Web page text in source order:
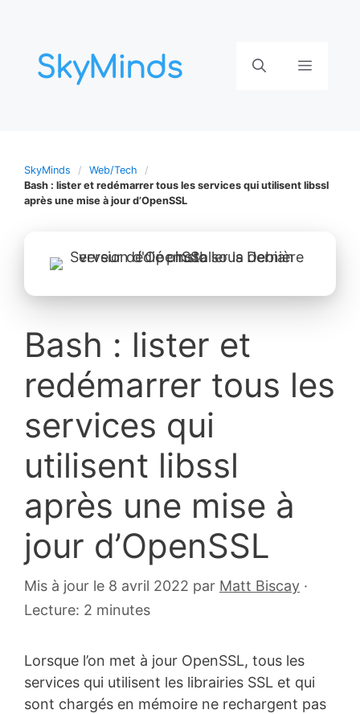
contenu
Menu
SkyMinds
Web/Tech
Bash : lister et redémarrer tous les services qui utilisent libssl
après une mise à jour d’OpenSSL
Bash : lister et
redémarrer tous les
services qui
utilisent libssl
après une mise à
jour d’OpenSSL
Mis à jour le 8 avril 2022 9par Matt Biscay ·
Lecture: 2 minutes
Lorsque l’on met à jour OpenSSL, tous les
services qui utilisent les librairies SSL et qui
sont chargés en mémoire ne rechargent pas